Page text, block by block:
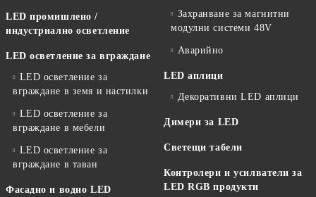
LED промишлено /
индустриално осветление
LED осветление за вграждане
LED осветление за
вграждане в земя и настилки
LED осветление за
вграждане в мебели
LED осветление за
вграждане в таван
Фасадно и водно LED
Захранване за магнитни
модулни системи 48V
Аварийно
LED аплици
Декоративни LED аплици
Димери за LED
Светещи табели
Контролери и усилватели за
LED RGB продукти